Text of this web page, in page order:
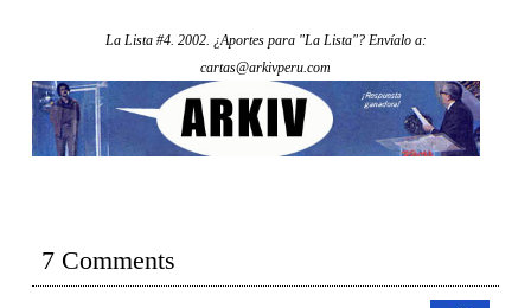
La Lista #4. 2002. ¿Aportes para "La Lista"? Envíalo a:
cartas@arkivperu.com
7 Comments